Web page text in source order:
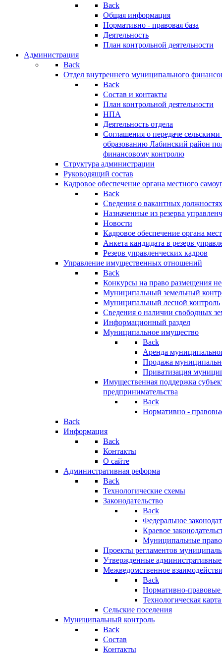
Back
Общая информация
Нормативно - правовая база
Деятельность
План контрольной деятельности
Администрация
Back
Отдел внутреннего муниципального
Back
Состав и контакты
План контрольной деятельности
НПА
Деятельность отдела
Соглашения о передаче
образованию Лабинский район
финансовому контролю
Структура администрации
Руководящий состав
Кадровое обеспечение органа местного
Back
Сведения о вакантных
Назначенные из резерва
Новости
Кадровое обеспечение органа
Анкета кандидата в резерв
Резерв управленческих кадров
Управление имущественных отношений
Back
Конкурсы на право размещения
Муниципальный земельный
Муниципальный лесной контроль
Сведения о наличии свободных
Информационный раздел
Муниципальное имущество
Back
Аренда
Продажа
Приватизация
Имущественная поддержка
предпринимательства
Back
Нормативно -
Back
Информация
Back
Контакты
О сайте
Административная реформа
Back
Технологические схемы
Законодательство
Back
Федеральное
Краевое
Муниципальные
Проекты регламентов
Утвержденные
Межведомственное
Back
Нормативно-правовые
Технологическая
Сельские поселения
Муниципальный контроль
Back
Состав
Контакты